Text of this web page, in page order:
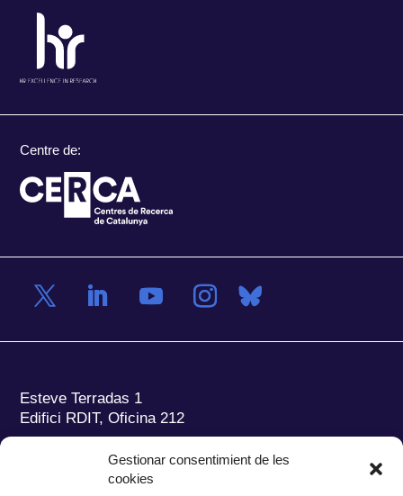
Gestionar consentimient de les
cookies
Centre de:
Esteve Terradas 1
Edifici RDIT, Oficina 212
Parc Mediterrani de la Tecnologia (PMT)
del Baix Llobregat – UPC